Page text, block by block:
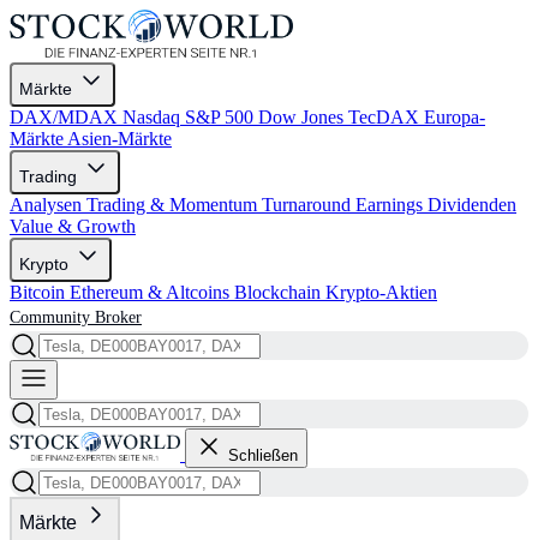
Märkte
DAX/MDAX Nasdaq S&P 500 Dow Jones TecDAX Europa-
Märkte Asien-Märkte
Trading
Analysen Trading & Momentum Turnaround Earnings Dividenden
Value & Growth
Krypto
Bitcoin Ethereum & Altcoins Blockchain Krypto-Aktien
Community Broker
Schließen
Märkte